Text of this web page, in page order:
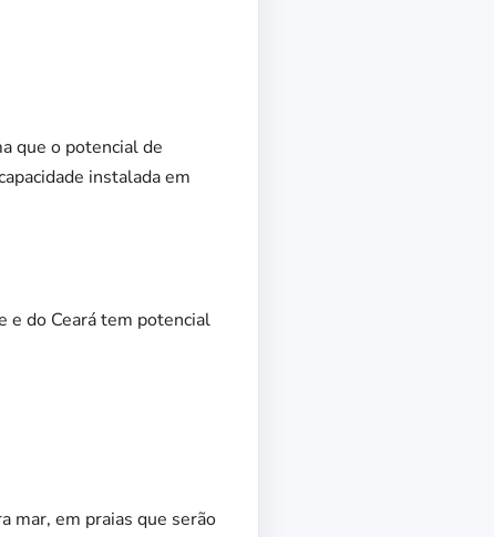
que o potencial de
instalada em
e do Ceará tem potencial
mar, em praias que serão